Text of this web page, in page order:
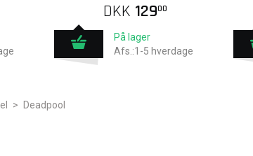
DKK 12900
På lager
Afs.:1-5 hverdage
> Deadpool